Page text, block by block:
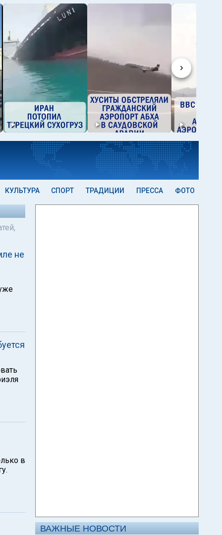
›
КУЛЬТУРА СПОРТ ТРАДИЦИИ ПРЕССА ФОТО
не
в
ВАЖНЫЕ НОВОСТИ